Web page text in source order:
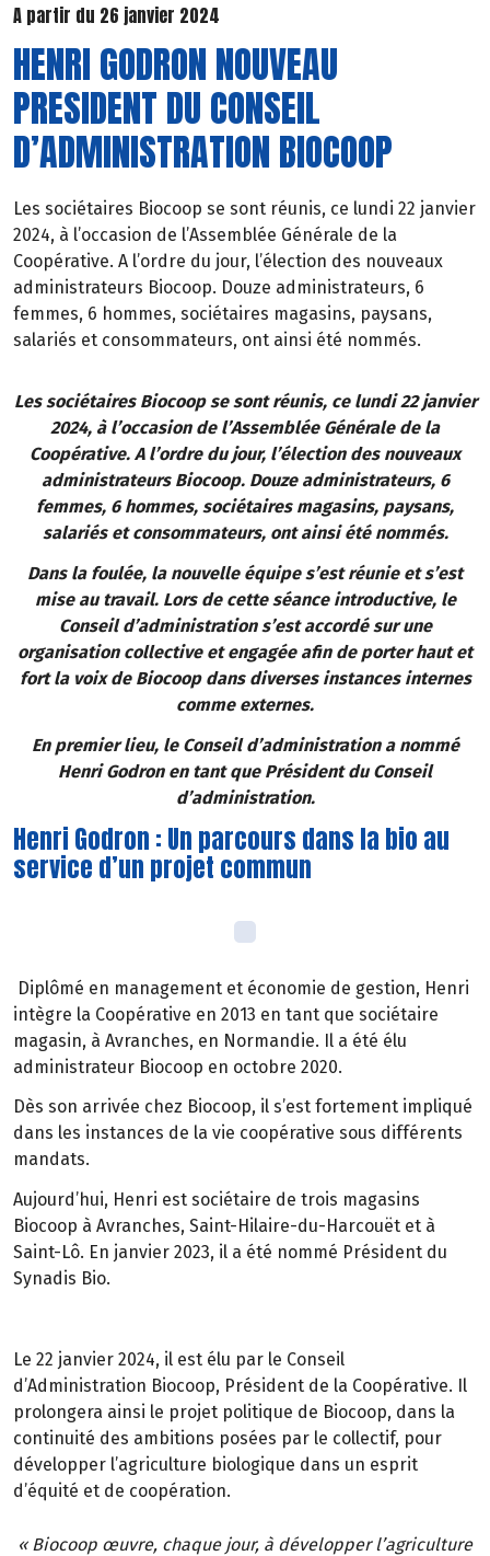
A partir du 26 janvier 2024
HENRI GODRON NOUVEAU
PRESIDENT DU CONSEIL
D’ADMINISTRATION BIOCOOP
Les sociétaires Biocoop se sont réunis, ce lundi 22 janvier
2024, à l’occasion de l’Assemblée Générale de la
Coopérative. A l’ordre du jour, l’élection des nouveaux
administrateurs Biocoop. Douze administrateurs, 6
femmes, 6 hommes, sociétaires magasins, paysans,
salariés et consommateurs, ont ainsi été nommés.
Les sociétaires Biocoop se sont réunis, ce lundi 22 janvier
2024, à l’occasion de l’Assemblée Générale de la
Coopérative. A l’ordre du jour, l’élection des nouveaux
administrateurs Biocoop. Douze administrateurs, 6
femmes, 6 hommes, sociétaires magasins, paysans,
salariés et consommateurs, ont ainsi été nommés.
Dans la foulée, la nouvelle équipe s’est réunie et s’est
mise au travail. Lors de cette séance introductive, le
Conseil d’administration s’est accordé sur une
organisation collective et engagée afin de porter haut et
fort la voix de Biocoop dans diverses instances internes
comme externes.
En premier lieu, le Conseil d’administration a nommé
Henri Godron en tant que Président du Conseil
d’administration.
Henri Godron : Un parcours dans la bio au
service d’un projet commun
Diplômé en management et économie de gestion, Henri
intègre la Coopérative en 2013 en tant que sociétaire
magasin, à Avranches, en Normandie. Il a été élu
administrateur Biocoop en octobre 2020.
Dès son arrivée chez Biocoop, il s’est fortement impliqué
dans les instances de la vie coopérative sous différents
mandats.
Aujourd’hui, Henri est sociétaire de trois magasins
Biocoop à Avranches, Saint-Hilaire-du-Harcouët et à
Saint-Lô. En janvier 2023, il a été nommé Président du
Synadis Bio.
Le 22 janvier 2024, il est élu par le Conseil
d’Administration Biocoop, Président de la Coopérative. Il
prolongera ainsi le projet politique de Biocoop, dans la
continuité des ambitions posées par le collectif, pour
développer l’agriculture biologique dans un esprit
d’équité et de coopération.
« Biocoop œuvre, chaque jour, à développer l’agriculture